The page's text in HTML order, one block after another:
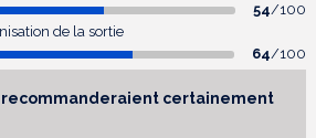
54/100
de la sortie
64/100
recommanderaient certainement